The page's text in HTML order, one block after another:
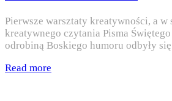
Pierwsze warsztaty kreatywności, a w
kreatywnego czytania Pisma
odrobiną Boskiego humoru odbyły
Read more